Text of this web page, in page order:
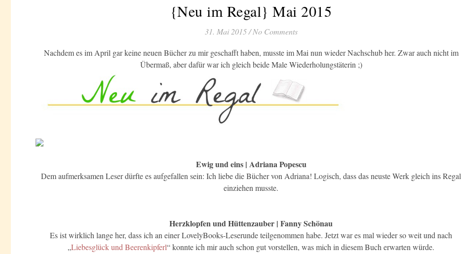
{Neu im Regal} Mai 2015
31. Mai 2015 / No Comments
Nachdem es im April gar keine neuen Bücher zu mir geschafft haben, musste im Mai nun wieder Nachschub her. Zwar auch nicht im
Übermaß, aber dafür war ich gleich beide Male Wiederholungstäterin ;)
Ewig und eins | Adriana Popescu
Dem aufmerksamen Leser dürfte es aufgefallen sein: Ich liebe die Bücher von Adriana! Logisch, dass das neuste Werk gleich ins Regal
einziehen musste.
Herzklopfen und Hüttenzauber | Fanny Schönau
Es ist wirklich lange her, dass ich an einer LovelyBooks-Leserunde teilgenommen habe. Jetzt war es mal wieder so weit und nach
„Liebesglück und Beerenkipferl“ konnte ich mir auch schon gut vorstellen, was mich in diesem Buch erwarten würde.